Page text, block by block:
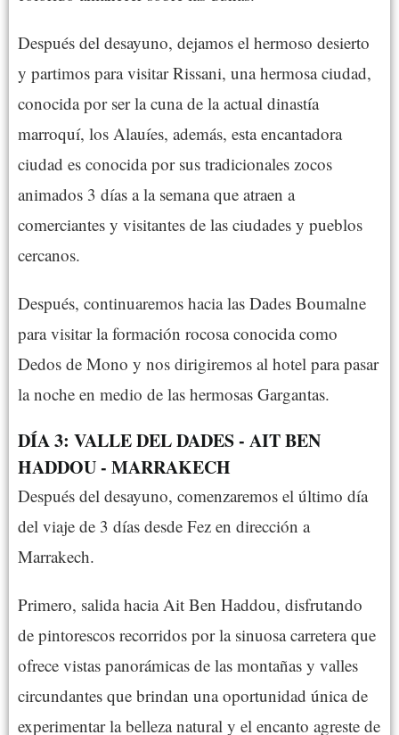
Después del desayuno, dejamos el hermoso desierto
y partimos para visitar Rissani, una hermosa ciudad,
conocida por ser la cuna de la actual dinastía
marroquí, los Alauíes, además, esta encantadora
ciudad es conocida por sus tradicionales zocos
animados 3 días a la semana que atraen a
comerciantes y visitantes de las ciudades y pueblos
cercanos.
Después, continuaremos hacia las Dades Boumalne
para visitar la formación rocosa conocida como
Dedos de Mono y nos dirigiremos al hotel para pasar
la noche en medio de las hermosas Gargantas.
DÍA 3: VALLE DEL DADES - AIT BEN
HADDOU - MARRAKECH
Después del desayuno, comenzaremos el último día
del viaje de 3 días desde Fez en dirección a
Marrakech.
Primero, salida hacia Ait Ben Haddou, disfrutando
de pintorescos recorridos por la sinuosa carretera que
ofrece vistas panorámicas de las montañas y valles
circundantes que brindan una oportunidad única de
experimentar la belleza natural y el encanto agreste de